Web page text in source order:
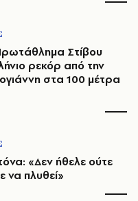
Στίβου
ρεκόρ από την
στα 100 μέτρα
«Δεν ήθελε ούτε
να πλυθεί»